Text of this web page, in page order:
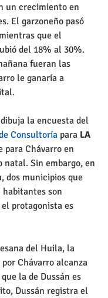
un crecimiento en
El garzoneño pasó
que el
del 18% al 30%.
fueran las
le ganaría a
la encuesta del
Consultoría para LA
para Chávarro en
natal. Sin embargo, en
dos municipios que
habitantes son
protagonista es
del Huila, la
Chávarro alcanza
la de Dussán es
Dussán registra el